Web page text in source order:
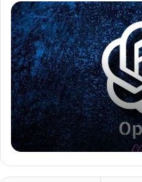
سرور HP DL320 G8
0 تومان
افزودن به سبد